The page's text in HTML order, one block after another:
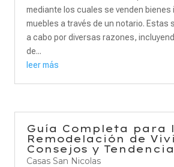
mediante los cuales se venden bienes
muebles a través de un notario. Estas
a cabo por diversas razones,
de...
leer más
Guía Completa para
Remodelación de
Consejos y
Casas San Nicolas